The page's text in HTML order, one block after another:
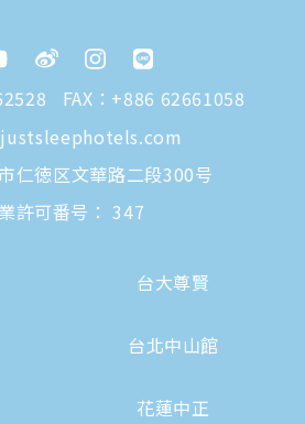
FAX：+886 62661058
仁徳区文華路二段300号
許可番号： 347
台大尊賢
台北中山館
花蓮中正